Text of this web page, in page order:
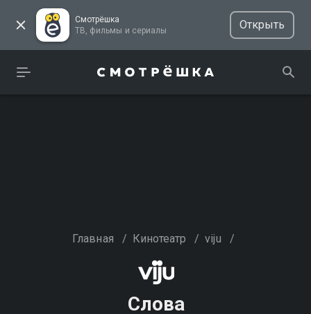
Смотрёшка
ТВ, фильмы и сериалы
Открыть
Главная / Кинотеатр / viju /
Слова